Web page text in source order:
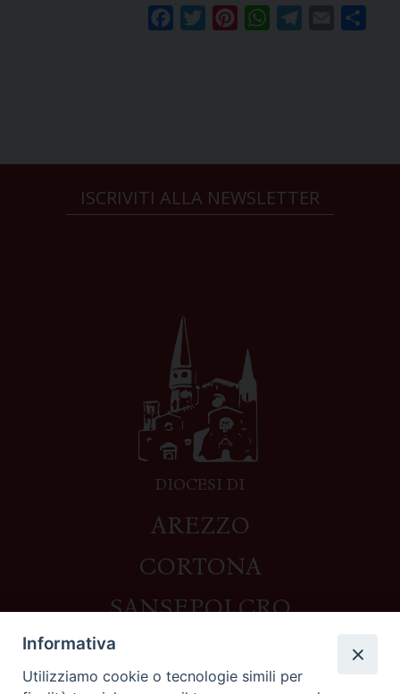
FacebookTwitterPinterestWhatsAppTelegram
Email
ISCRIVITI ALLA NEWSLETTER
DIOCESI DI
AREZZO
CORTONA
SANSEPOLCRO
Informativa
Utilizziamo cookie o tecnologie simili per